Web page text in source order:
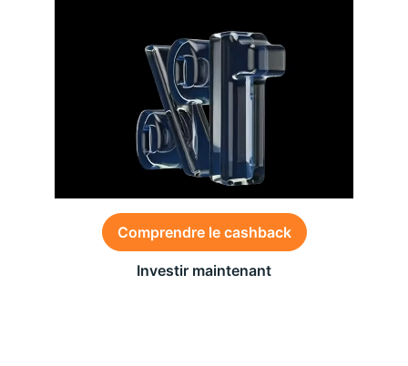
Comprendre le cashback
Investir maintenant